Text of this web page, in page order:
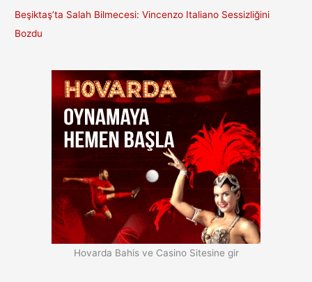
Beşiktaş’ta Salah Bilmecesi: Vincenzo Italiano Sessizliğini
Bozdu
Hovarda Bahis ve Casino Sitesine gir